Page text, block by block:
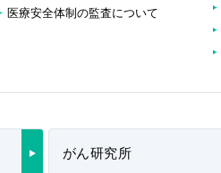
医療安全体制の監査について
がん研究所